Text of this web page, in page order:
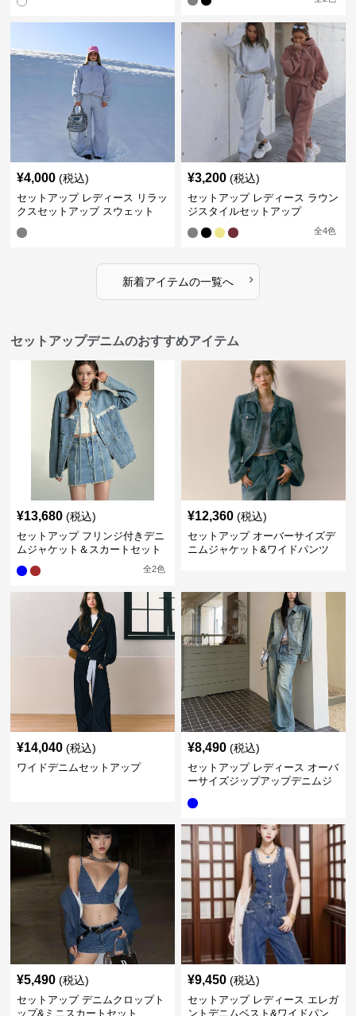
¥4,000 (税込)
セットアップ レディース リラッ
クスセットアップ スウェット
¥3,200 (税込)
セットアップ レディース ラウン
ジスタイルセットアップ
全4色
新着アイテムの一覧へ ›
セットアップデニムのおすすめアイテム
¥13,680 (税込)
セットアップ フリンジ付きデニ
ムジャケット＆スカートセット
全2色
¥12,360 (税込)
セットアップ オーバーサイズデ
ニムジャケット&ワイドパンツ
¥14,040 (税込)
ワイドデニムセットアップ
¥8,490 (税込)
セットアップ レディース オーバ
ーサイズジップアップデニムジ
¥5,490 (税込)
セットアップ デニムクロップト
ップ&ミニスカートセット
¥9,450 (税込)
セットアップ レディース エレガ
ントデニムベスト&ワイドパン